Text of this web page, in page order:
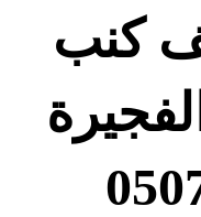
كنب